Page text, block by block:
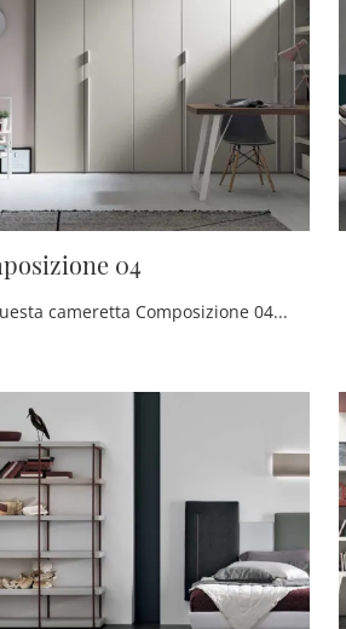
04
Con questa cameretta Composizione 04 Tomasella, tra le soluzioni componibili, potrai ammobiliare stanze moderne per ragazzi.